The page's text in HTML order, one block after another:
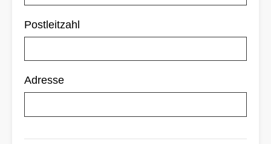
Postleitzahl
Adresse